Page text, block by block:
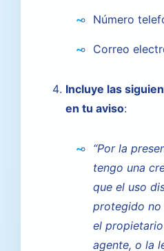
Número
Correo
Incluye las
en tu aviso:
“Por la
tengo una
que el uso
protegido
el
agente, o la